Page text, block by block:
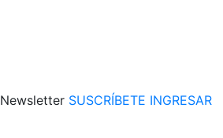
Newsletter SUSCRÍBETE INGRESAR